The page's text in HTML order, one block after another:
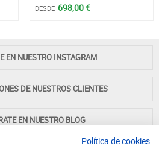
DESDE 698,00 €
EN NUESTRO INSTAGRAM
DE NUESTROS CLIENTES
EN NUESTRO BLOG
Política de cookies